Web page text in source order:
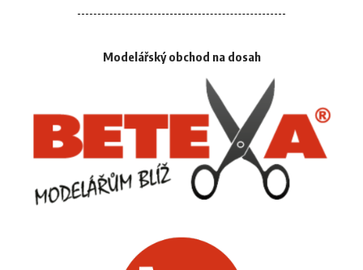
Modelářský obchod na dosah